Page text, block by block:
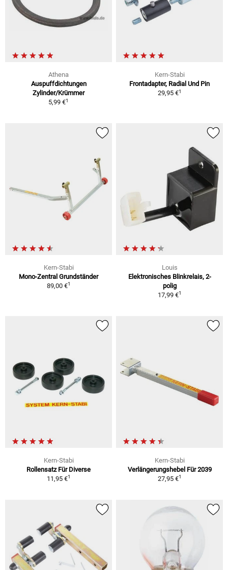
Athena
Auspuffdichtungen
Zylinder/Krümmer
5,99 €1
Kern-Stabi
Frontadapter, Radial Und Pin
29,95 €1
Kern-Stabi
Mono-Zentral Grundständer
89,00 €1
Louis
Elektronisches Blinkrelais, 2-
polig
17,99 €1
Kern-Stabi
Rollensatz Für Diverse
11,95 €1
Kern-Stabi
Verlängerungshebel Für 2039
27,95 €1